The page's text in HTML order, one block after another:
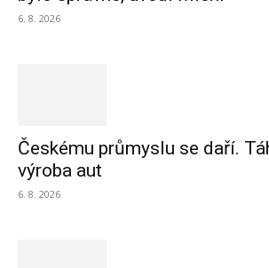
6. 8. 2026
Českému průmyslu se daří.
výroba aut
6. 8. 2026